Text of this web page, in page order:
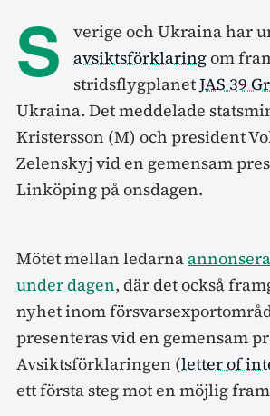
S
verige och Ukraina har
avsiktsförklaringom
stridsflygplanetJAS 39
Ukraina. Det meddelade
Kristersson (M) och president
Zelenskyj vid en gemensam
Linköping på onsdagen.
Mötet mellan ledarna
under dagen, där det också
nyhet inom
presenteras vid en gemensam
Avsiktsförklaringen (letter of
ett första steg mot en möjlig